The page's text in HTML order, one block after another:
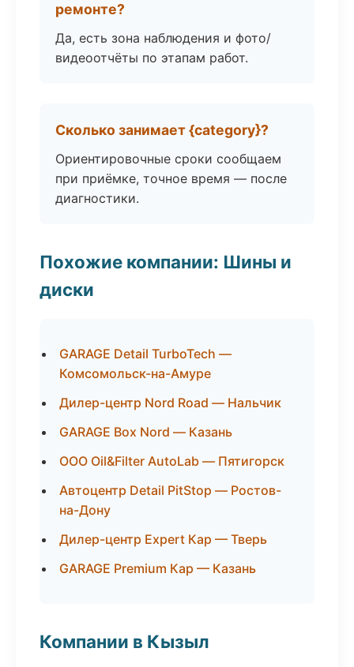
ремонте?
Да, есть зона наблюдения и фото/
видеоотчёты по этапам работ.
Сколько занимает {category}?
Ориентировочные сроки сообщаем
при приёмке, точное время — после
диагностики.
Похожие компании: Шины и
диски
GARAGE Detail TurboTech —
Комсомольск-на-Амуре
Дилер-центр Nord Road — Нальчик
GARAGE Box Nord — Казань
ООО Oil&Filter AutoLab — Пятигорск
Автоцентр Detail PitStop — Ростов-
на-Дону
Дилер-центр Expert Кар — Тверь
GARAGE Premium Кар — Казань
Компании в Кызыл